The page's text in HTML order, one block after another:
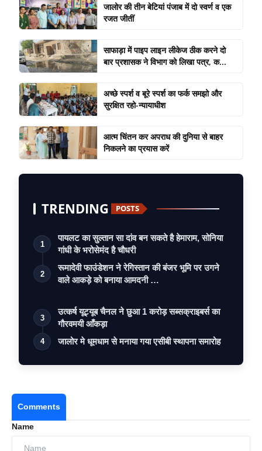
जालोर की तीन बेटियां पंजाब में दो स्वर्ण व एक
रजत जीतीं
साफाड़ा में पाइप लाइन लीकेज ठीक करने दो
बार प्रशासक ने विभाग को लिखा पत्र, क...
अच्छे स्पर्श व बूरे स्पर्श का फर्क समझो और
सुरक्षित रहो-न्यायाधीश
आत्म चिंतन कर अपराध की दुनिया से बाहर
निकलने का प्रयास करें
TRENDING POSTS
1
पायलट का सुल्तान सा दांव बन सकते है हेमाराम, सोनिया
गांधी के भरोसेमंद है चौधरी
2
रूमादेवी फाउंडेशन ने रेगिस्तान की बंजर भूमि पर उगने
वाले आकड़े को बनाया आमदनी …
3
उत्कर्ष यूट्यूब चैनल ने छुआ 1 करोड़ सब्सक्राइबर्स का
गौरवमयी आँकड़ा
4 जालोर मे धूमधाम से मनाया गया एसीबी स्थापना समारोह
Comments
Name